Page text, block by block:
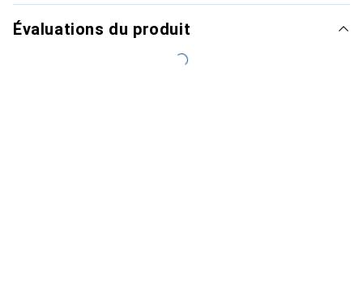
Évaluations du produit